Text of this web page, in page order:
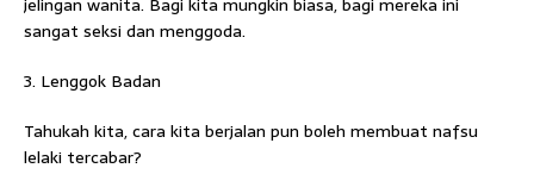
sangat seksi dan menggoda.
3. Lenggok Badan
Tahukah kita, cara kita berjalan pun boleh membuat nafsu
lelaki tercabar?